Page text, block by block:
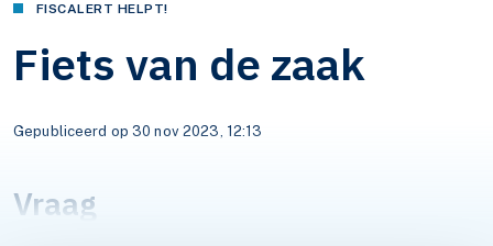
FISCALERT HELPT!
Fiets van de zaak
Gepubliceerd op 30 nov 2023, 12:13
Vraag